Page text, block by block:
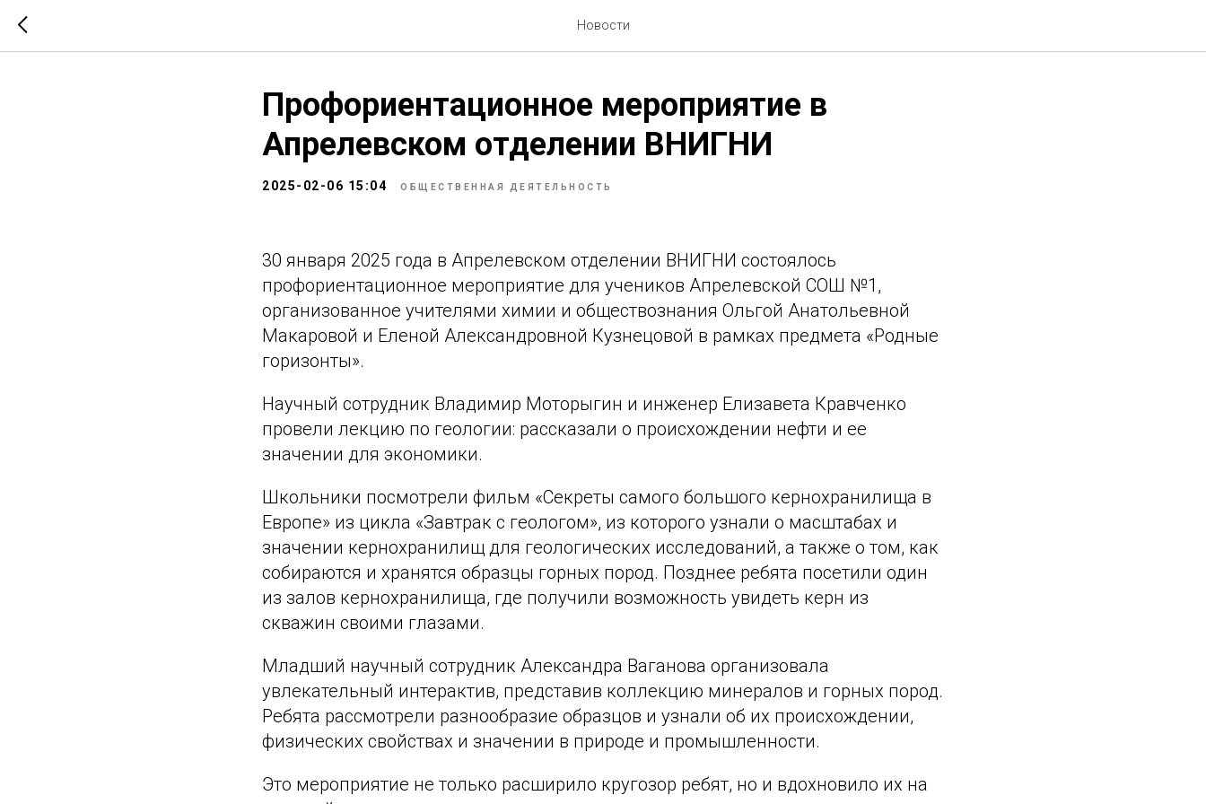
Новости
Профориентационное мероприятие в
Апрелевском отделении ВНИГНИ
2025-02-06 15:04 ОБЩЕСТВЕННАЯ ДЕЯТЕЛЬНОСТЬ
30 января 2025 года в Апрелевском отделении ВНИГНИ состоялось
профориентационное мероприятие для учеников Апрелевской СОШ №1,
организованное учителями химии и обществознания Ольгой Анатольевной
Макаровой и Еленой Александровной Кузнецовой в рамках предмета «Родные
горизонты».
Научный сотрудник Владимир Моторыгин и инженер Елизавета Кравченко
провели лекцию по геологии: рассказали о происхождении нефти и ее
значении для экономики.
Школьники посмотрели фильм «Секреты самого большого кернохранилища в
Европе» из цикла «Завтрак с геологом», из которого узнали о масштабах и
значении кернохранилищ для геологических исследований, а также о том, как
собираются и хранятся образцы горных пород. Позднее ребята посетили один
из залов кернохранилища, где получили возможность увидеть керн из
скважин своими глазами.
Младший научный сотрудник Александра Ваганова организовала
увлекательный интерактив, представив коллекцию минералов и горных пород.
Ребята рассмотрели разнообразие образцов и узнали об их происхождении,
физических свойствах и значении в природе и промышленности.
Это мероприятие не только расширило кругозор ребят, но и вдохновило их на